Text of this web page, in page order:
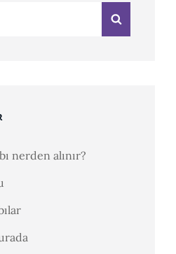
nerden alınır?